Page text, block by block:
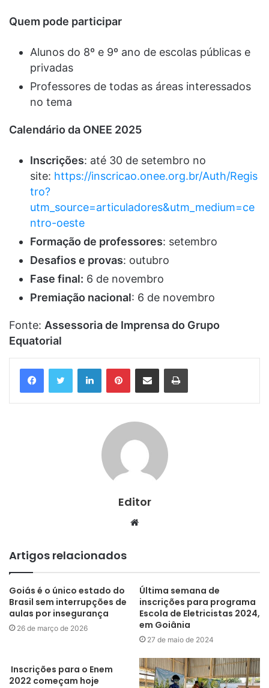
Quem pode participar
Alunos do 8º e 9º ano de escolas públicas e
privadas
Professores de todas as áreas interessados
no tema
Calendário da ONEE 2025
Inscrições: até 30 de setembro no
site: https://inscricao.onee.org.br/Auth/Regis
tro?
utm_source=articuladores&utm_medium=ce
ntro-oeste
Formação de professores: setembro
Desafios e provas: outubro
Fase final: 6 de novembro
Premiação nacional: 6 de novembro
Fonte: Assessoria de Imprensa do Grupo
Equatorial
LinkedinPinterestCompartilhar via e-mail Imprimir
Editor
Website
Artigos relacionados
Goiás é o único estado do
Brasil sem interrupções de
aulas por insegurança
26 de março de 2026
Última semana de
inscrições para programa
Escola de Eletricistas 2024,
em Goiânia
27 de maio de 2024
Inscrições para o Enem
2022 começam hoje